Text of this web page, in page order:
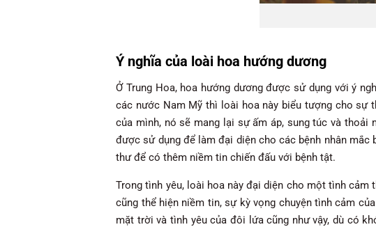
Ý nghĩa của loài hoa hướng dương
Ở Trung Hoa, hoa hướng dương được sử dụng với ý
các nước Nam Mỹ thì loài hoa này biểu tượng cho sự
của mình, nó sẽ mang lại sự ấm áp, sung túc và
được sử dụng để làm đại diện cho các bệnh nhân mắc
thư để có thêm niềm tin chiến đấu với bệnh tật.
Trong tình yêu, loài hoa này đại diện cho một tình
cũng thể hiện niềm tin, sự kỳ vọng chuyện tình cảm
mặt trời và tình yêu của đôi lứa cũng như vậy, dù có